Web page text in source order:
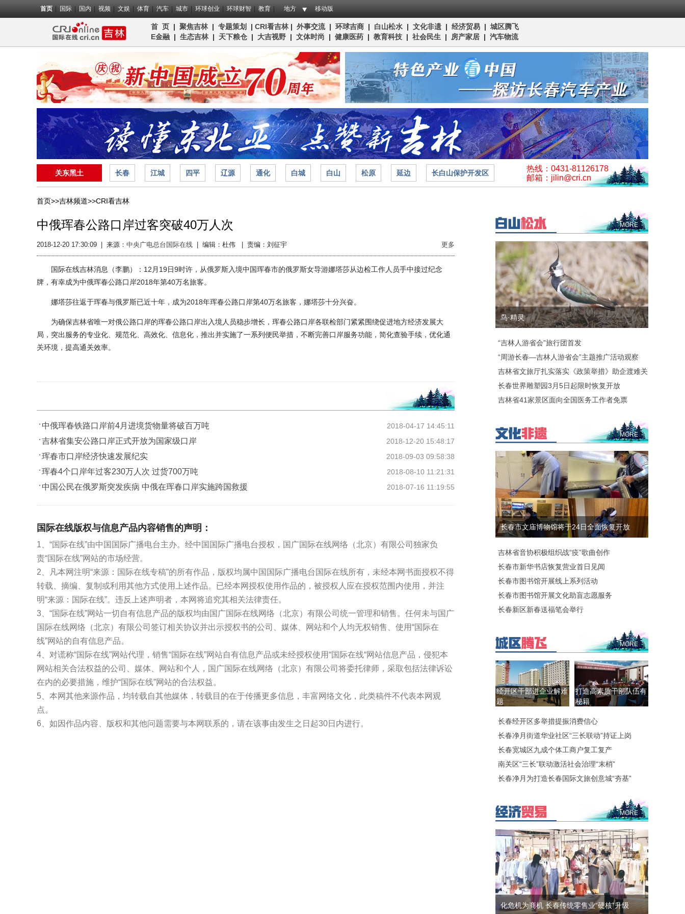
首页 国际 国内 视频 文娱 体育 汽车 城市 环球创业 环球财智 教育 地方 移动版
首 页 | 聚焦吉林| 专题策划 | CRI看吉林 | 外事交流| 环球吉商 | 白山松水 | 文化非遗 | 经济贸易 | 城区腾飞
E金融 | 生态吉林| 天下粮仓 | 大吉视野 | 文体时尚 | 健康医药 | 教育科技 | 社会民生 | 房产家居 | 汽车物流
关东黑土 长春 江城 四平 辽源 通化 白城 白山 松原 延边 长白山保护开发区
热线：0431-81126178
邮箱：jilin@cri.cn
首页>>吉林频道>>CRI看吉林
中俄珲春公路口岸过客突破40万人次
2018-12-20 17:30:09 来源： 中央广电总台国际在线 编辑：杜伟 | 责编：刘征宇 更多
国际在线吉林消息（李鹏）：12月19日9时许，从俄罗斯入境中国珲春市的俄罗斯女导游娜塔莎从边检工作人员手中接过纪念
牌，有幸成为中俄珲春公路口岸2018年第40万名旅客。
娜塔莎往返于珲春与俄罗斯已近十年，成为2018年珲春公路口岸第40万名旅客，娜塔莎十分兴奋。
为确保吉林省唯一对俄公路口岸的珲春公路口岸出入境人员稳步增长，珲春公路口岸各联检部门紧紧围绕促进地方经济发展大
局，突出服务的专业化、规范化、高效化、信息化，推出并实施了一系列便民举措，不断完善口岸服务功能，简化查验手续，优化通
关环境，提高通关效率。
2018-04-17 14:45:11
中俄珲春铁路口岸前4月进境货物量将破百万吨
2018-12-20 15:48:17
吉林省集安公路口岸正式开放为国家级口岸
2018-09-03 09:58:38
珲春市口岸经济快速发展纪实
2018-08-10 11:21:31
珲春4个口岸年过客230万人次 过货700万吨
2018-07-16 11:19:55
中国公民在俄罗斯突发疾病 中俄在珲春口岸实施跨国救援
国际在线版权与信息产品内容销售的声明：
1、“国际在线”由中国国际广播电台主办。经中国国际广播电台授权，国广国际在线网络（北京）有限公司独家负
责“国际在线”网站的市场经营。
2、凡本网注明“来源：国际在线专稿”的所有作品，版权均属中国国际广播电台国际在线所有，未经本网书面授权不得
转载、摘编、复制或利用其他方式使用上述作品。已经本网授权使用作品的，被授权人应在授权范围内使用，并注
明“来源：国际在线”。违反上述声明者，本网将追究其相关法律责任。
3、“国际在线”网站一切自有信息产品的版权均由国广国际在线网络（北京）有限公司统一管理和销售。任何未与国广
国际在线网络（北京）有限公司签订相关协议并出示授权书的公司、媒体、网站和个人均无权销售、使用“国际在
线”网站的自有信息产品。
4、对谎称“国际在线”网站代理，销售“国际在线”网站自有信息产品或未经授权使用“国际在线“网站信息产品，侵犯本
网站相关合法权益的公司、媒体、网站和个人，国广国际在线网络（北京）有限公司将委托律师，采取包括法律诉讼
在内的必要措施，维护“国际在线”网站的合法权益。
5、本网其他来源作品，均转载自其他媒体，转载目的在于传播更多信息，丰富网络文化，此类稿件不代表本网观
点。
6、如因作品内容、版权和其他问题需要与本网联系的，请在该事由发生之日起30日内进行。
MORE
鸟·精灵
“吉林人游省会”旅行团首发
“周游长春—吉林人游省会”主题推广活动观察
吉林省文旅厅扎实落实《政策举措》助企渡难关
长春世界雕塑园3月5日起限时恢复开放
吉林省41家景区面向全国医务工作者免票
MORE
长春市文庙博物馆将于24日全面恢复开放
吉林省音协积极组织战“疫”歌曲创作
长春市新华书店恢复营业首日见闻
长春市图书馆开展线上系列活动
长春市图书馆开展文化助盲志愿服务
长春新区新春送福笔会举行
MORE
经开区干部进企业解难
题
打造高素质干部队伍有
秘籍
长春经开区多举措提振消费信心
长春净月街道华业社区“三长联动”持证上岗
长春宽城区九成个体工商户复工复产
南关区“三长”联动激活社会治理“末梢”
长春净月为打造长春国际文旅创意城“夯基”
MORE
化危机为商机 长春传统零售业“硬核”升级